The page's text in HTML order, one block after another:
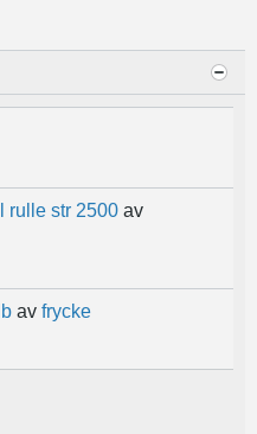
rulle str 2500 av
av frycke